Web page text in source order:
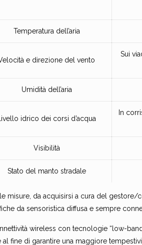
Temperatura dell’aria
e direzione del vento
Sui
Umidità dell’aria
Livello idrico dei corsi d’acqua
In
Visibilità
Stato del manto stradale
misure, da acquisirsi a cura del gestore/
da sensoristica diffusa e sempre
wireless con tecnologie “low-
al fine di garantire una maggiore